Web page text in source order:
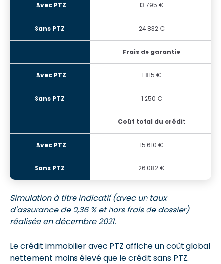
13 795 €
24 832 €
Frais de garantie
1 815 €
1 250 €
Coût total du crédit
15 610 €
26 082 €
Simulation à titre indicatif (avec un taux
d'assurance de 0,36 % et hors frais de dossier)
réalisée en décembre 2021.
Le crédit immobilier avec PTZ affiche un coût global
nettement moins élevé que le crédit sans PTZ.